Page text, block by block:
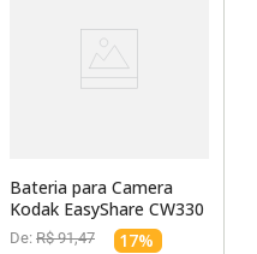
Bateria para Camera
Kodak EasyShare CW330
De: R$ 91,47 17%